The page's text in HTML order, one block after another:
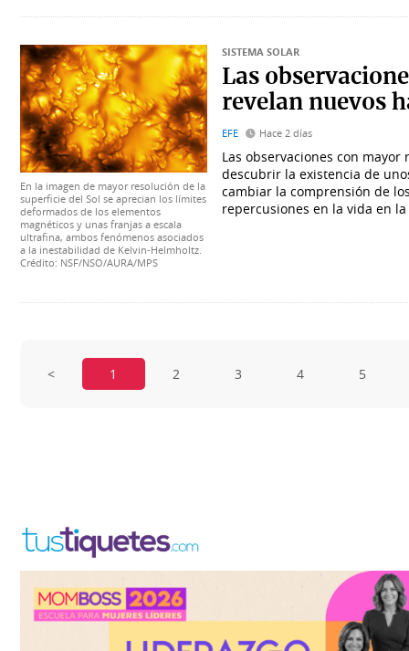
En la imagen de mayor resolución de la
superficie del Sol se aprecian los límites
deformados de los elementos
magnéticos y unas franjas a escala
ultrafina, ambos fenómenos asociados
a la inestabilidad de Kelvin-Helmholtz.
Crédito: NSF/NSO/AURA/MPS
SISTEMA SOLAR
Las
revelan nuevos
EFE Hace 2 días
Las observaciones con
descubrir la existencia de
cambiar la comprensión de
repercusiones en la vida en la
< 1 2 3 4 5